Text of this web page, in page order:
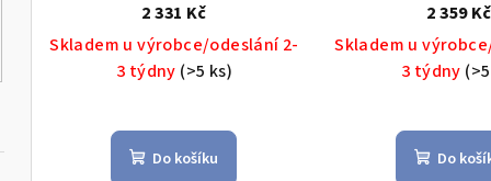
2 331 Kč
Skladem u výrobce/odeslání 2-
3 týdny (>5 ks)
Do košíku
2 359 Kč
Skladem u
3 týdny
Do